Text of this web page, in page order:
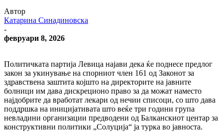
Автор
Катарина Синадиновска
-
февруари 8, 2026
Политичката партија Левица најави дека ќе поднесе предлог
закон за укинување на спорниот член 161 од Законот за
здравствена заштита којшто на директорите на јавните
болници им дава дискреционо право за да можат наместо
најдобрите да вработат лекари од нечии списоци, со што дава
поддршка на иницијативата што веќе три години група
невладини организации предводени од Балканскиот центар за
конструктивни политики „Солуција“ ја турка во јавноста.